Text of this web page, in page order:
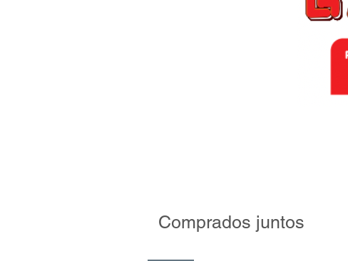
Comprados juntos